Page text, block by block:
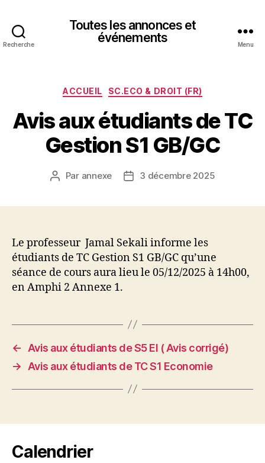
Recherche
Toutes les annonces et
événements
Menu
Catégories
ACCUEIL SC.ECO & DROIT (FR)
Avis aux étudiants de TC
Gestion S1 GB/GC
Auteur
Par annexe
Date3 décembre 2025
Le professeur Jamal Sekali informe les
étudiants de TC Gestion S1 GB/GC qu’une
séance de cours aura lieu le 05/12/2025 à 14h00,
en Amphi 2 Annexe 1.
←
Avis aux étudiants de S5 EI ( Avis corrigé)
→
Avis aux étudiants de TC S1 Economie
Calendrier